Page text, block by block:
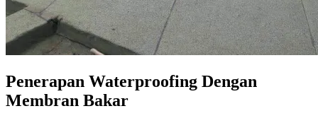
Penerapan Waterproofing Dengan
Membran Bakar